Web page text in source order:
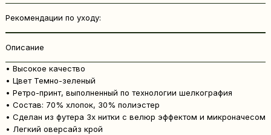
Рекомендации по уходу:
Описание
• Высокое качество
• Цвет Темно-зеленый
• Ретро-принт, выполненный по технологии шелкография
• Состав: 70% хлопок, 30% полиэстер
• Сделан из футера 3х нитки с велюр эффектом и микроначесом
• Легкий оверсайз крой